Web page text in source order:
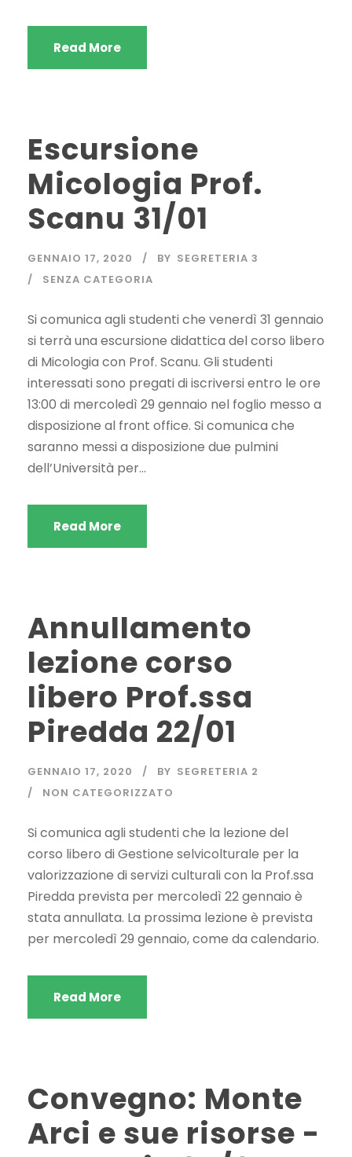
Read More
Escursione
Micologia Prof.
Scanu 31/01
GENNAIO 17, 2020 BY SEGRETERIA 3
SENZA CATEGORIA
Si comunica agli studenti che venerdì 31 gennaio
si terrà una escursione didattica del corso libero
di Micologia con Prof. Scanu. Gli studenti
interessati sono pregati di iscriversi entro le ore
13:00 di mercoledì 29 gennaio nel foglio messo a
disposizione al front office. Si comunica che
saranno messi a disposizione due pulmini
dell’Università per...
Read More
Annullamento
lezione corso
libero Prof.ssa
Piredda 22/01
GENNAIO 17, 2020 BY SEGRETERIA 2
NON CATEGORIZZATO
Si comunica agli studenti che la lezione del
corso libero di Gestione selvicolturale per la
valorizzazione di servizi culturali con la Prof.ssa
Piredda prevista per mercoledì 22 gennaio è
stata annullata. La prossima lezione è prevista
per mercoledì 29 gennaio, come da calendario.
Read More
Convegno: Monte
Arci e sue risorse -